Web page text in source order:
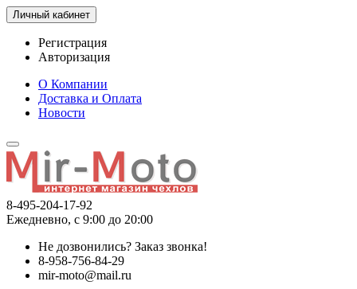
Личный кабинет
Регистрация
Авторизация
О Компании
Доставка и Оплата
Новости
8-495-204-17-92
Ежедневно, с 9:00 до 20:00
Не дозвонились? Заказ звонка!
8-958-756-84-29
mir-moto@mail.ru